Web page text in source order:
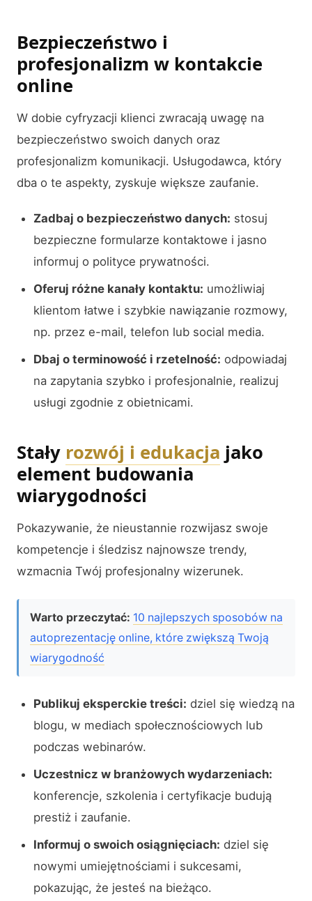
Bezpieczeństwo i
profesjonalizm w kontakcie
online
W dobie cyfryzacji klienci zwracają uwagę na
bezpieczeństwo swoich danych oraz
profesjonalizm komunikacji. Usługodawca, który
dba o te aspekty, zyskuje większe zaufanie.
Zadbaj o bezpieczeństwo danych: stosuj
bezpieczne formularze kontaktowe i jasno
informuj o polityce prywatności.
Oferuj różne kanały kontaktu: umożliwiaj
klientom łatwe i szybkie nawiązanie rozmowy,
np. przez e-mail, telefon lub social media.
Dbaj o terminowość i rzetelność: odpowiadaj
na zapytania szybko i profesjonalnie, realizuj
usługi zgodnie z obietnicami.
Stały rozwój i edukacja jako
element budowania
wiarygodności
Pokazywanie, że nieustannie rozwijasz swoje
kompetencje i śledzisz najnowsze trendy,
wzmacnia Twój profesjonalny wizerunek.
Warto przeczytać: 10 najlepszych sposobów na
autoprezentację online, które zwiększą Twoją
wiarygodność
Publikuj eksperckie treści: dziel się wiedzą na
blogu, w mediach społecznościowych lub
podczas webinarów.
Uczestnicz w branżowych wydarzeniach:
konferencje, szkolenia i certyfikacje budują
prestiż i zaufanie.
Informuj o swoich osiągnięciach: dziel się
nowymi umiejętnościami i sukcesami,
pokazując, że jesteś na bieżąco.